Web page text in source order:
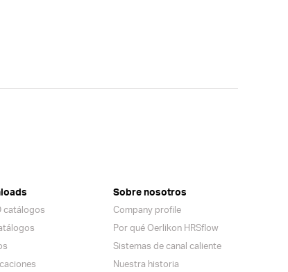
catálogos
Sobre nosotros
Company profile
Por qué Oerlikon HRSflow
Sistemas de canal caliente
Nuestra historia